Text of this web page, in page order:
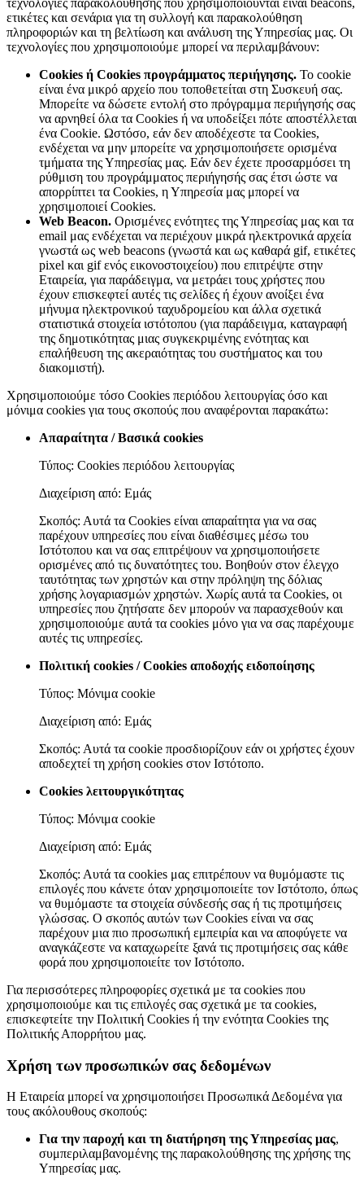
τεχνολογίες παρακολούθησης που χρησιμοποιούνται είναι beacons,
ετικέτες και σενάρια για τη συλλογή και παρακολούθηση
πληροφοριών και τη βελτίωση και ανάλυση της Υπηρεσίας μας. Οι
τεχνολογίες που χρησιμοποιούμε μπορεί να περιλαμβάνουν:
Cookies ή Cookies προγράμματος περιήγησης. Το cookie
είναι ένα μικρό αρχείο που τοποθετείται στη Συσκευή σας.
Μπορείτε να δώσετε εντολή στο πρόγραμμα περιήγησής σας
να αρνηθεί όλα τα Cookies ή να υποδείξει πότε αποστέλλεται
ένα Cookie. Ωστόσο, εάν δεν αποδέχεστε τα Cookies,
ενδέχεται να μην μπορείτε να χρησιμοποιήσετε ορισμένα
τμήματα της Υπηρεσίας μας. Εάν δεν έχετε προσαρμόσει τη
ρύθμιση του προγράμματος περιήγησής σας έτσι ώστε να
απορρίπτει τα Cookies, η Υπηρεσία μας μπορεί να
χρησιμοποιεί Cookies.
Web Beacon. Ορισμένες ενότητες της Υπηρεσίας μας και τα
email μας ενδέχεται να περιέχουν μικρά ηλεκτρονικά αρχεία
γνωστά ως web beacons (γνωστά και ως καθαρά gif, ετικέτες
pixel και gif ενός εικονοστοιχείου) που επιτρέψτε στην
Εταιρεία, για παράδειγμα, να μετράει τους χρήστες που
έχουν επισκεφτεί αυτές τις σελίδες ή έχουν ανοίξει ένα
μήνυμα ηλεκτρονικού ταχυδρομείου και άλλα σχετικά
στατιστικά στοιχεία ιστότοπου (για παράδειγμα, καταγραφή
της δημοτικότητας μιας συγκεκριμένης ενότητας και
επαλήθευση της ακεραιότητας του συστήματος και του
διακομιστή).
Χρησιμοποιούμε τόσο Cookies περιόδου λειτουργίας όσο και
μόνιμα cookies για τους σκοπούς που αναφέρονται παρακάτω:
Απαραίτητα / Βασικά cookies
Τύπος: Cookies περιόδου λειτουργίας
Διαχείριση από: Εμάς
Σκοπός: Αυτά τα Cookies είναι απαραίτητα για να σας
παρέχουν υπηρεσίες που είναι διαθέσιμες μέσω του
Ιστότοπου και να σας επιτρέψουν να χρησιμοποιήσετε
ορισμένες από τις δυνατότητες του. Βοηθούν στον έλεγχο
ταυτότητας των χρηστών και στην πρόληψη της δόλιας
χρήσης λογαριασμών χρηστών. Χωρίς αυτά τα Cookies, οι
υπηρεσίες που ζητήσατε δεν μπορούν να παρασχεθούν και
χρησιμοποιούμε αυτά τα cookies μόνο για να σας παρέχουμε
αυτές τις υπηρεσίες.
Πολιτική cookies / Cookies αποδοχής ειδοποίησης
Τύπος: Μόνιμα cookie
Διαχείριση από: Εμάς
Σκοπός: Αυτά τα cookie προσδιορίζουν εάν οι χρήστες έχουν
αποδεχτεί τη χρήση cookies στον Ιστότοπο.
Cookies λειτουργικότητας
Τύπος: Μόνιμα cookie
Διαχείριση από: Εμάς
Σκοπός: Αυτά τα cookies μας επιτρέπουν να θυμόμαστε τις
επιλογές που κάνετε όταν χρησιμοποιείτε τον Ιστότοπο, όπως
να θυμόμαστε τα στοιχεία σύνδεσής σας ή τις προτιμήσεις
γλώσσας. Ο σκοπός αυτών των Cookies είναι να σας
παρέχουν μια πιο προσωπική εμπειρία και να αποφύγετε να
αναγκάζεστε να καταχωρείτε ξανά τις προτιμήσεις σας κάθε
φορά που χρησιμοποιείτε τον Ιστότοπο.
Για περισσότερες πληροφορίες σχετικά με τα cookies που
χρησιμοποιούμε και τις επιλογές σας σχετικά με τα cookies,
επισκεφτείτε την Πολιτική Cookies ή την ενότητα Cookies της
Πολιτικής Απορρήτου μας.
Χρήση των προσωπικών σας δεδομένων
Η Εταιρεία μπορεί να χρησιμοποιήσει Προσωπικά Δεδομένα για
τους ακόλουθους σκοπούς:
Για την παροχή και τη διατήρηση της Υπηρεσίας μας,
συμπεριλαμβανομένης της παρακολούθησης της χρήσης της
Υπηρεσίας μας.